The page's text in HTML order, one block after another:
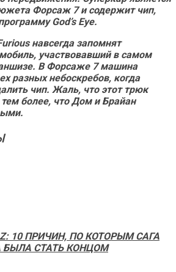
Форсаж 7и содержит чип,
God’s Eye.
навсегда запомнят
участвовавший в самом
ВФорсаже 7машина
разных небоскребов, когда
чип. Жаль, что этот трюк
более, что Дом и Брайан
Z: 10 ПРИЧИН, ПО КОТОРЫМ САГА
БЫЛА СТАТЬ КОНЦОМ